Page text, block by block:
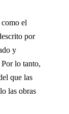
el
por
y
lo tanto,
que las
las obras